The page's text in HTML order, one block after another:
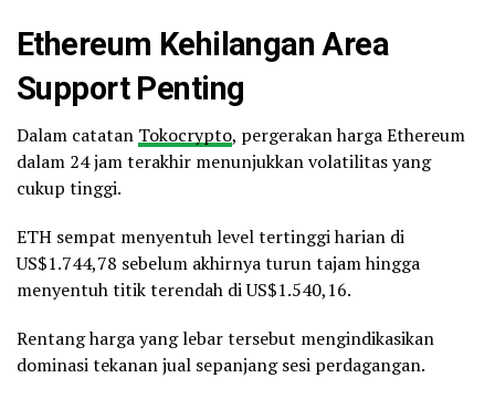
Ethereum Kehilangan Area
Support Penting
Dalam catatan Tokocrypto, pergerakan harga Ethereum
dalam 24 jam terakhir menunjukkan volatilitas yang
cukup tinggi.
ETH sempat menyentuh level tertinggi harian di
US$1.744,78 sebelum akhirnya turun tajam hingga
menyentuh titik terendah di US$1.540,16.
Rentang harga yang lebar tersebut mengindikasikan
dominasi tekanan jual sepanjang sesi perdagangan.